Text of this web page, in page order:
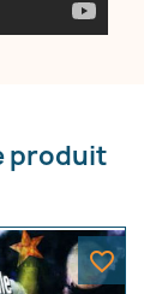
produit
favorite_border
×